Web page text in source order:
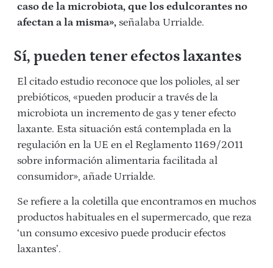
caso de la microbiota, que los edulcorantes no
afectan a la misma», señalaba Urrialde.
Sí, pueden tener efectos laxantes
El citado estudio reconoce que los polioles, al ser
prebióticos, «pueden producir a través de la
microbiota un incremento de gas y tener efecto
laxante. Esta situación está contemplada en la
regulación en la UE en el Reglamento 1169/2011
sobre información alimentaria facilitada al
consumidor», añade Urrialde.
Se refiere a la coletilla que encontramos en muchos
productos habituales en el supermercado, que reza
‘un consumo excesivo puede producir efectos
laxantes’.